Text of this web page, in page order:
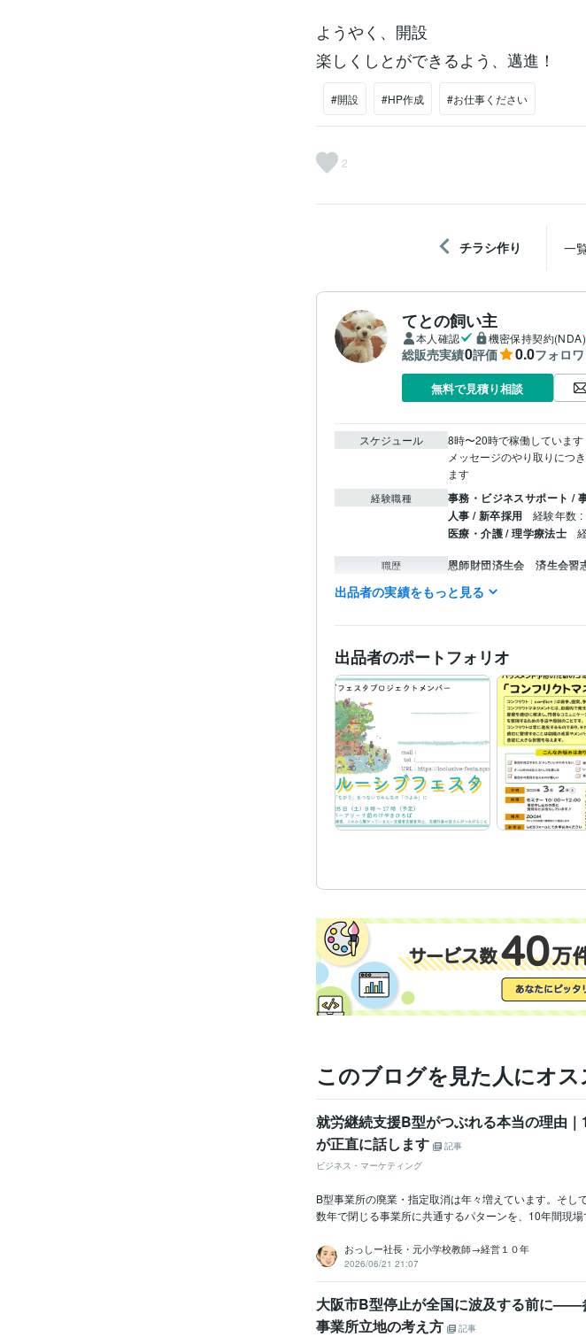
ようやく、開設
楽しくしとができるよう、邁進！
#開設 #HP作成 #お仕事ください
2
チラシ作り 一
てとの飼い主
本人確認 機密保持契約(NDA)
総販売実績0評価 0.0フォロ
無料で見積り相談
スケジュール
8時〜20時で稼働しています
メッセージのやり取りにつ
ます
経験職種 事務・ビジネスサポート /
人事 / 新卒採用 経験年数
医療・介護 / 理学療法士
職歴 恩師財団済生会 済生会習
ビジネス・クリエイ WordPress:1年
得意分野
出品者の実績をもっと見る
出品者のポートフォリオ
このブログを見た人にオス
就労継続支援B型がつぶれる本当の理由
が正直に話します
記事
ビジネス・マーケティング
B型事業所の廃業・指定取消は年々増えています。そ
数年で閉じる事業所に共通するパターンを、10年間現
おっしー社長・元小学校教師→経営１０年
2026/06/21 21:07
大阪市B型停止が全国に波及する前に——
事業所立地の考え方
記事